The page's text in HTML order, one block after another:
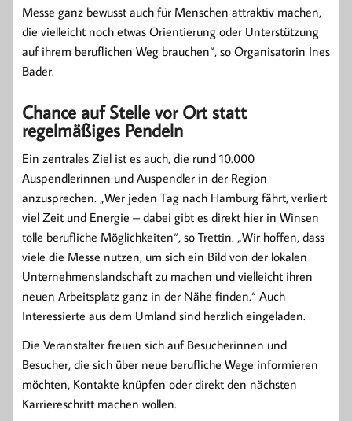
Messe ganz bewusst auch für Menschen attraktiv machen,
die vielleicht noch etwas Orientierung oder Unterstützung
auf ihrem beruflichen Weg brauchen“, so Organisatorin Ines
Bader.
Chance auf Stelle vor Ort statt
regelmäßiges Pendeln
Ein zentrales Ziel ist es auch, die rund 10.000
Auspendlerinnen und Auspendler in der Region
anzusprechen. „Wer jeden Tag nach Hamburg fährt, verliert
viel Zeit und Energie – dabei gibt es direkt hier in Winsen
tolle berufliche Möglichkeiten“, so Trettin. „Wir hoffen, dass
viele die Messe nutzen, um sich ein Bild von der lokalen
Unternehmenslandschaft zu machen und vielleicht ihren
neuen Arbeitsplatz ganz in der Nähe finden.“ Auch
Interessierte aus dem Umland sind herzlich eingeladen.
Die Veranstalter freuen sich auf Besucherinnen und
Besucher, die sich über neue berufliche Wege informieren
möchten, Kontakte knüpfen oder direkt den nächsten
Karriereschritt machen wollen.